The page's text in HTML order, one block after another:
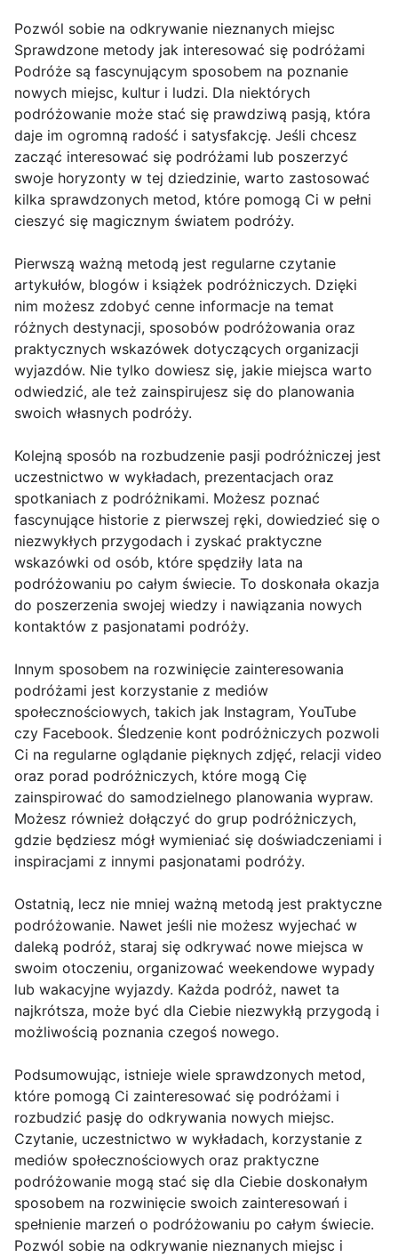
Pozwól sobie na odkrywanie nieznanych miejsc
Sprawdzone metody jak interesować się podróżami
Podróże są fascynującym sposobem na poznanie
nowych miejsc, kultur i ludzi. Dla niektórych
podróżowanie może stać się prawdziwą pasją, która
daje im ogromną radość i satysfakcję. Jeśli chcesz
zacząć interesować się podróżami lub poszerzyć
swoje horyzonty w tej dziedzinie, warto zastosować
kilka sprawdzonych metod, które pomogą Ci w pełni
cieszyć się magicznym światem podróży.
Pierwszą ważną metodą jest regularne czytanie
artykułów, blogów i książek podróżniczych. Dzięki
nim możesz zdobyć cenne informacje na temat
różnych destynacji, sposobów podróżowania oraz
praktycznych wskazówek dotyczących organizacji
wyjazdów. Nie tylko dowiesz się, jakie miejsca warto
odwiedzić, ale też zainspirujesz się do planowania
swoich własnych podróży.
Kolejną sposób na rozbudzenie pasji podróżniczej jest
uczestnictwo w wykładach, prezentacjach oraz
spotkaniach z podróżnikami. Możesz poznać
fascynujące historie z pierwszej ręki, dowiedzieć się o
niezwykłych przygodach i zyskać praktyczne
wskazówki od osób, które spędziły lata na
podróżowaniu po całym świecie. To doskonała okazja
do poszerzenia swojej wiedzy i nawiązania nowych
kontaktów z pasjonatami podróży.
Innym sposobem na rozwinięcie zainteresowania
podróżami jest korzystanie z mediów
społecznościowych, takich jak Instagram, YouTube
czy Facebook. Śledzenie kont podróżniczych pozwoli
Ci na regularne oglądanie pięknych zdjęć, relacji video
oraz porad podróżniczych, które mogą Cię
zainspirować do samodzielnego planowania wypraw.
Możesz również dołączyć do grup podróżniczych,
gdzie będziesz mógł wymieniać się doświadczeniami i
inspiracjami z innymi pasjonatami podróży.
Ostatnią, lecz nie mniej ważną metodą jest praktyczne
podróżowanie. Nawet jeśli nie możesz wyjechać w
daleką podróż, staraj się odkrywać nowe miejsca w
swoim otoczeniu, organizować weekendowe wypady
lub wakacyjne wyjazdy. Każda podróż, nawet ta
najkrótsza, może być dla Ciebie niezwykłą przygodą i
możliwością poznania czegoś nowego.
Podsumowując, istnieje wiele sprawdzonych metod,
które pomogą Ci zainteresować się podróżami i
rozbudzić pasję do odkrywania nowych miejsc.
Czytanie, uczestnictwo w wykładach, korzystanie z
mediów społecznościowych oraz praktyczne
podróżowanie mogą stać się dla Ciebie doskonałym
sposobem na rozwinięcie swoich zainteresowań i
spełnienie marzeń o podróżowaniu po całym świecie.
Pozwól sobie na odkrywanie nieznanych miejsc i